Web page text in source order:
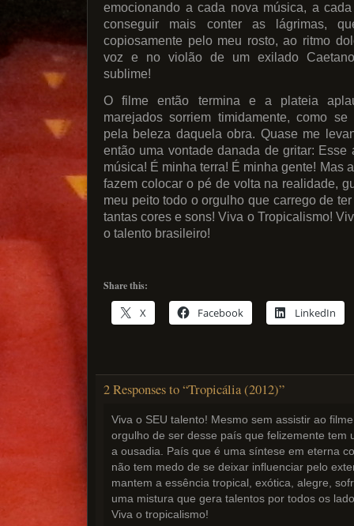
emocionando a cada nova música, a
conseguir mais conter as lágrimas,
copiosamente pelo meu rosto, ao ritmo
voz e no violão de um exilado Caetano
sublime!
O filme então termina e a plateia
marejados sorriem timidamente, como
pela beleza daquela obra. Quase me
então uma vontade danada de gritar:
música! É minha terra! É minha gente! Mas
fazem colocar o pé de volta na realidade,
meu peito todo o orgulho que carrego de
tantas cores e sons! Viva o Tropicalismo!
o talento brasileiro!
Share this:
X Facebook LinkedIn
2 Responses to “Tropicália (2012)”
Viva o SEU talento! Mesmo sem assistir ao
orgulho de ser desse país que felizemente tem
a ousadia. País que é uma síntese em eterna
não tem medo de se deixar influenciar pelo
mantem a essência tropical, exótica, alegre,
uma mistura que gera talentos por todos os
Viva o tropicalismo!